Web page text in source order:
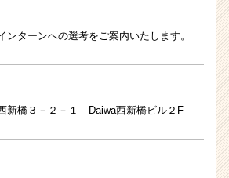
ンターンへの選考をご案内いたします。
新橋３－２－１ Daiwa西新橋ビル２F